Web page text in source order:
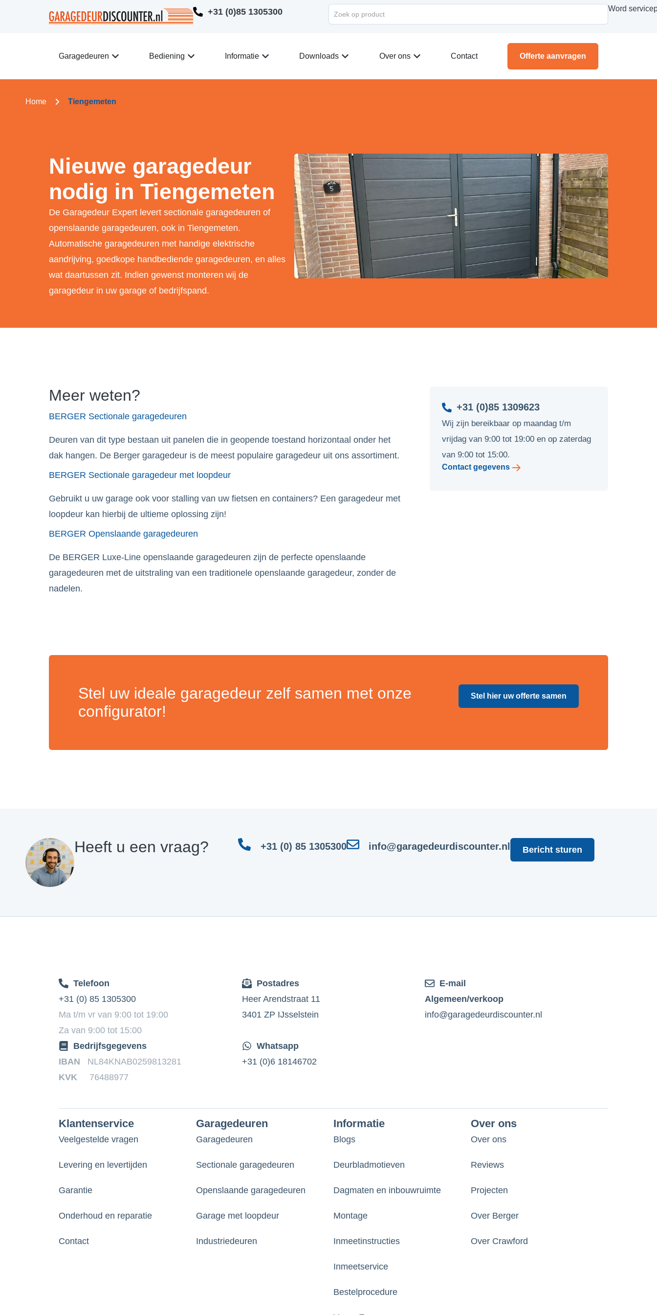
+31 (0)85 1305300 Word
Garagedeuren Bediening Informatie Downloads Over ons Contact Offerte aanvragen
Home Tiengemeten
Nieuwe garagedeur
nodig in Tiengemeten
De Garagedeur Expert levert sectionale garagedeuren of
openslaande garagedeuren, ook in Tiengemeten.
Automatische garagedeuren met handige elektrische
aandrijving, goedkope handbediende garagedeuren, en alles
wat daartussen zit. Indien gewenst monteren wij de
garagedeur in uw garage of bedrijfspand.
Meer weten?
BERGER Sectionale garagedeuren
Deuren van dit type bestaan uit panelen die in geopende toestand horizontaal onder het
dak hangen. De Berger garagedeur is de meest populaire garagedeur uit ons assortiment.
BERGER Sectionale garagedeur met loopdeur
Gebruikt u uw garage ook voor stalling van uw fietsen en containers? Een garagedeur met
loopdeur kan hierbij de ultieme oplossing zijn!
BERGER Openslaande garagedeuren
De BERGER Luxe-Line openslaande garagedeuren zijn de perfecte openslaande
garagedeuren met de uitstraling van een traditionele openslaande garagedeur, zonder de
nadelen.
+31 (0)85 1309623
Wij zijn bereikbaar op maandag t/m
vrijdag van 9:00 tot 19:00 en op zaterdag
van 9:00 tot 15:00.
Contact gegevens
Stel uw ideale garagedeur zelf samen met onze
configurator!
Stel hier uw offerte samen
Heeft u een vraag? +31 (0) 85 1305300 info@garagedeurdiscounter.nl Bericht sturen
Telefoon
+31 (0) 85 1305300
Ma t/m vr van 9:00 tot 19:00
Za van 9:00 tot 15:00
Postadres
Heer Arendstraat 11
3401 ZP IJsselstein
E-mail
Algemeen/verkoop
info@garagedeurdiscounter.nl
Bedrijfsgegevens
IBAN NL84KNAB0259813281
KVK 76488977
Whatsapp
+31 (0)6 18146702
Klantenservice
Veelgestelde vragen
Levering en levertijden
Garantie
Onderhoud en reparatie
Contact
Garagedeuren
Garagedeuren
Sectionale garagedeuren
Openslaande garagedeuren
Garage met loopdeur
Industriedeuren
Informatie
Blogs
Deurbladmotieven
Dagmaten en inbouwruimte
Montage
Inmeetinstructies
Inmeetservice
Bestelprocedure
Over ons
Over ons
Reviews
Projecten
Over Berger
Over Crawford